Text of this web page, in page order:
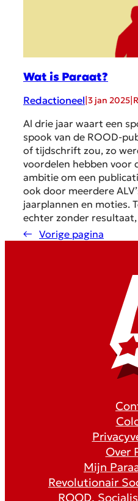
Wat is Paraat?
Redactioneel 3 jan 2025
Al drie jaar waart een
spook van de ROOD-
of tijdschrift zou, zo
voordelen hebben voor
ambitie om een
ook door meerdere
jaarplannen en moties.
echter zonder
← Vorige pagina
Over
Mijn
Revolutionair
ROOD,